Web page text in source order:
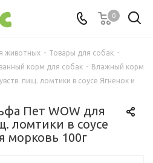
0
животных - Товары для собак -
корм для собак - Влажный корм
пищ. ломтики в соусе Ягненок и
Пет WOW для
ломтики в соусе
морковь 100г